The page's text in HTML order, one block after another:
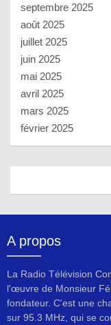
septembre 2025
août 2025
juillet 2025
juin 2025
mai 2025
avril 2025
mars 2025
février 2025
A propos
La Radio Télévision
l'œuvre de Monsieur
fondateur. C'est une
sur 95.3 MHz, qui se